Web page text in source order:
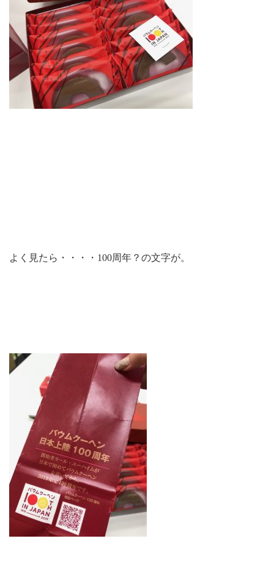
よく見たら・・・・100周年？の文字が。